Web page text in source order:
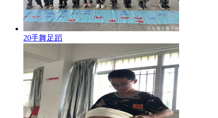
20手舞足蹈